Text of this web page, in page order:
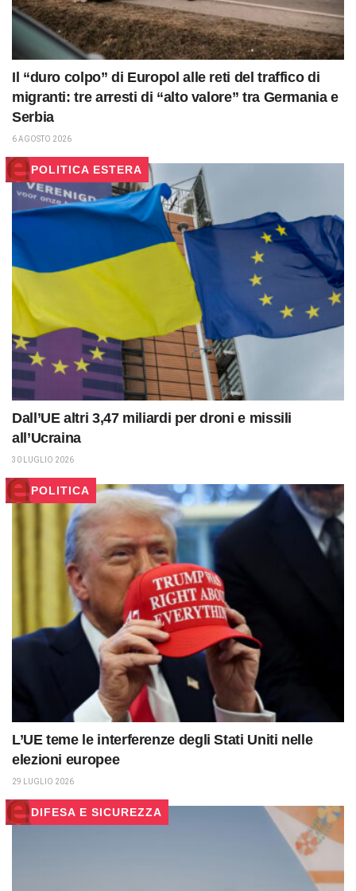
Il “duro colpo” di Europol alle reti del traffico di
migranti: tre arresti di “alto valore” tra Germania e
Serbia
6 AGOSTO 2026
POLITICA ESTERA
Dall’UE altri 3,47 miliardi per droni e missili
all’Ucraina
30 LUGLIO 2026
POLITICA
L’UE teme le interferenze degli Stati Uniti nelle
elezioni europee
29 LUGLIO 2026
DIFESA E SICUREZZA